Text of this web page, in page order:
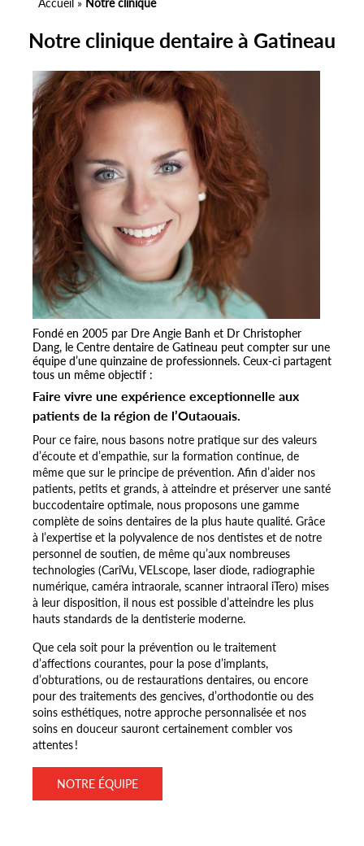
Notre clinique dentaire à Gatineau
Fondé en 2005 par Dre Angie Banh et Dr Christopher
Dang, le Centre dentaire de Gatineau peut compter sur une
équipe d’une quinzaine de professionnels. Ceux-ci partagent
tous un même objectif :
Faire vivre une expérience exceptionnelle aux
patients de la région de l’Outaouais.
Pour ce faire, nous basons notre pratique sur des valeurs
d’écoute et d’empathie, sur la formation continue, de
même que sur le principe de prévention. Afin d’aider nos
patients, petits et grands, à atteindre et préserver une santé
buccodentaire optimale, nous proposons une gamme
complète de soins dentaires de la plus haute qualité. Grâce
à l’expertise et la polyvalence de nos dentistes et de notre
personnel de soutien, de même qu’aux nombreuses
technologies (CariVu, VELscope, laser diode, radiographie
numérique, caméra intraorale, scanner intraoral iTero) mises
à leur disposition, il nous est possible d’atteindre les plus
hauts standards de la dentisterie moderne.
Que cela soit pour la prévention ou le traitement
d’affections courantes, pour la pose d’implants,
d’obturations, ou de restaurations dentaires, ou encore
pour des traitements des gencives, d’orthodontie ou des
soins esthétiques, notre approche personnalisée et nos
soins en douceur sauront certainement combler vos
attentes !
NOTRE ÉQUIPE